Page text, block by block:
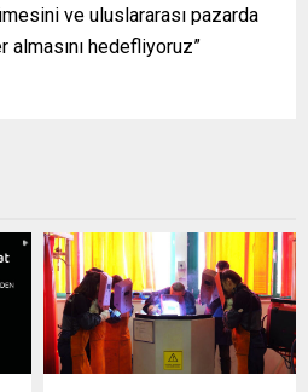
ve uluslararası pazarda
hedefliyoruz”